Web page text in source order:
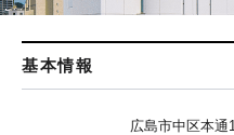
基本情報
広島市中区本通